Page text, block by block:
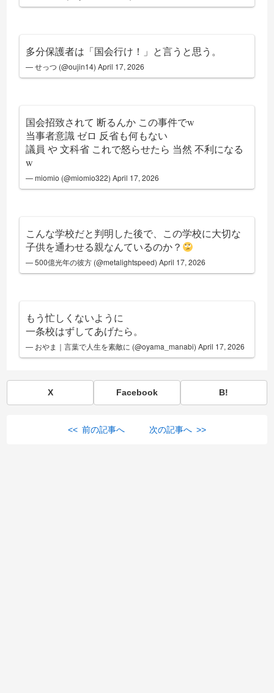
多分保護者は「国会行け！」と言うと思う。
— せっつ (@oujin14)April 17, 2026
国会招致されて 断るんか この事件でw
当事者意識 ゼロ 反省も何もない
議員 や 文科省 これで怒らせたら 当然 不利になる
w
— miomio (@miomio322)April 17, 2026
こんな学校だと判明した後で、この学校に大切な
子供を通わせる親なんているのか？
— 500億光年の彼方 (@metalightspeed)April 17, 2026
もう忙しくないように
一条校はずしてあげたら。
— おやま｜言葉で人生を素敵に (@oyama_manabi)April 17, 2026
X Facebook B!
<< 前の記事へ 次の記事へ >>